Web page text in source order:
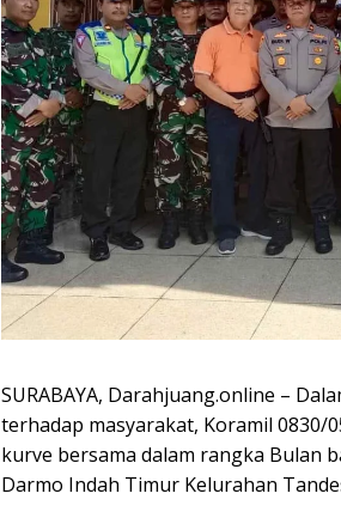
SURABAYA, Darahjuang.online –
terhadap masyarakat, Koramil 0830/
kurve bersama dalam rangka Bulan
Darmo Indah Timur Kelurahan